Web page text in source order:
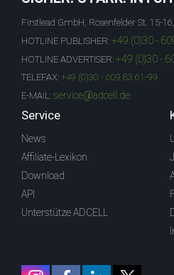
Firstlead GmbH, Rosenfelder St. 15-
HOTLINE PUBLISHER: +49 (0)30 -
HOTLINE ADVERTISER: +49 (0)30 -
TELEFAX: +49 (0)30 - 609 83 61-99
E-MAIL: service@adcell.de
Service
News
Affiliate-Lexikon
Download
API
Unterstütze ADCELL